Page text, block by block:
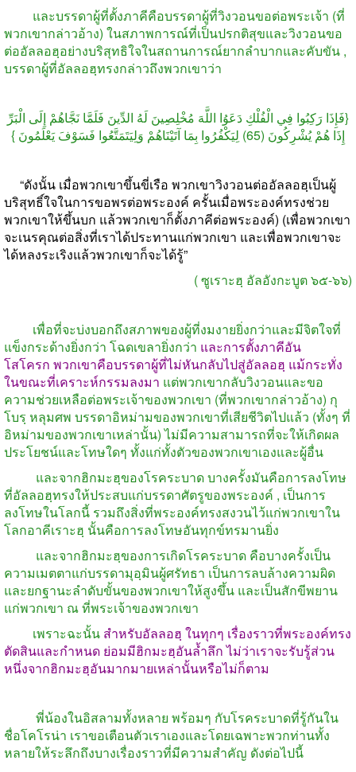
และบรรดาผู้ที่ตั้งภาคีคือบรรดาผู้ที่วิงวอนขอต่อพระเจ้า (ที่
พวกเขากล่าวอ้าง) ในสภาพการณ์ที่เป็นปรกติสุขและวิงวอนขอ
ต่ออัลลอฮฺอย่างบริสุทธิใจในสถานการณ์ยากลำบากและคับขัน ,
บรรดาผู้ที่อัลลอฮฺทรงกล่าวถึงพวกเขาว่า
{فَإِذَا رَكِبُوا فِي الْفُلْكِ دَعَوُا اللَّهَ مُخْلِصِينَ لَهُ الدِّينَ فَلَمَّا نَجَّاهُمْ إِلَى الْبَرِّ
إِذَا هُمْ يُشْرِكُونَ (65) لِيَكْفُرُوا بِمَا آتَيْنَاهُمْ وَلِيَتَمَتَّعُوا فَسَوْفَ يَعْلَمُونَ }
“ดังนั้น เมื่อพวกเขาขึ้นขี่เรือ พวกเขาวิงวอนต่ออัลลอฮฺเป็นผู้
บริสุทธิ์ใจในการขอพรต่อพระองค์ ครั้นเมื่อพระองค์ทรงช่วย
พวกเขาให้ขึ้นบก แล้วพวกเขาก็ตั้งภาคีต่อพระองค์) (เพื่อพวกเขา
จะเนรคุณต่อสิ่งที่เราได้ประทานแก่พวกเขา และเพื่อพวกเขาจะ
ได้หลงระเริงแล้วพวกเขาก็จะได้รู้”
(ซูเราะฮฺ อัลอังกะบูต๖๕-๖๖)
เพื่อที่จะบ่งบอกถึงสภาพของผู้ที่งมงายยิ่งกว่าและมีจิตใจที่
แข็งกระด้างยิ่งกว่า โฉดเขลายิ่งกว่า และการตั้งภาคีอัน
โสโครก พวกเขาคือบรรดาผู้ที่ไม่หันกลับไปสู่อัลลอฮฺ แม้กระทั่ง
ในขณะที่เคราะห์กรรมลงมา แต่พวกเขากลับวิงวอนและขอ
ความช่วยเหลือต่อพระเจ้าของพวกเขา (ที่พวกเขากล่าวอ้าง) กุ
โบรฺ หลุมศพ บรรดาอิหม่ามของพวกเขาที่เสียชีวิตไปแล้ว (ทั้งๆ ที่
อิหม่ามของพวกเขาเหล่านั้น)ไม่มีความสามารถที่จะให้เกิดผล
ประโยชน์และโทษใดๆ ทั้งแก่ทั้งตัวของพวกเขาเองและผู้อื่น
และจากฮิกมะฮฺของโรคระบาดบางครั้งมันคือการลงโทษ
ที่อัลลอฮฺทรงให้ประสบแก่บรรดาศัตรูของพระองค์ , เป็นการ
ลงโทษในโลกนี้ รวมถึงสิ่งที่พระองค์ทรงสงวนไว้แก่พวกเขาใน
โลกอาคีเราะฮฺ นั้นคือการลงโทษอันทุกข์ทรมานยิ่ง
และจากฮิกมะฮฺของการเกิดโรคระบาด คือบางครั้งเป็น
ความเมตตาแก่บรรดามุอฺมินผู้ศรัทธา เป็นการลบล้างความผิด
และยกฐานะลำดับขั้นของพวกเขาให้สูงขึ้น และเป็นสักขีพยาน
แก่พวกเขา ณที่พระเจ้าของพวกเขา
เพราะฉะนั้น สำหรับอัลลอฮฺ ในทุกๆ เรื่องราวที่พระองค์ทรง
ตัดสินและกำหนด ย่อมมีฮิกมะฮฺอันล้ำลึก ไม่ว่าเราจะรับรู้ส่วน
หนึ่งจากฮิกมะฮฺอันมากมายเหล่านั้นหรือไม่ก็ตาม
พี่น้องในอิสลามทั้งหลาย พร้อมๆ กับโรคระบาดที่รู้กันใน
ชื่อโคโรน่า เราขอเตือนตัวเราเองและโดยเฉพาะพวกท่านทั้ง
หลายให้ระลึกถึงบางเรื่องราวที่มีความสำคัญ ดังต่อไปนี้